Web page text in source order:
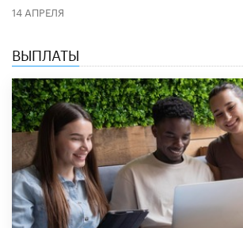
14 АПРЕЛЯ
ВЫПЛАТЫ